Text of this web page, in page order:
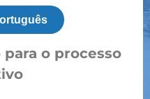
para o processo